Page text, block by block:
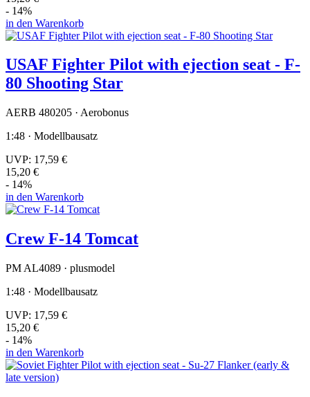
- 14%
in den Warenkorb
USAF Fighter Pilot with ejection seat - F-
80 Shooting Star
AERB 480205 · Aerobonus
1:48 · Modellbausatz
UVP: 17,59 €
15,20 €
- 14%
in den Warenkorb
Crew F-14 Tomcat
PM AL4089 · plusmodel
1:48 · Modellbausatz
UVP: 17,59 €
15,20 €
- 14%
in den Warenkorb